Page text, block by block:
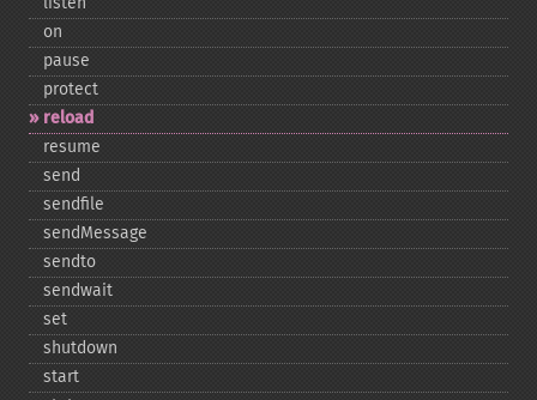
on
pause
protect
reload
resume
send
sendfile
sendMessage
sendto
sendwait
set
shutdown
start